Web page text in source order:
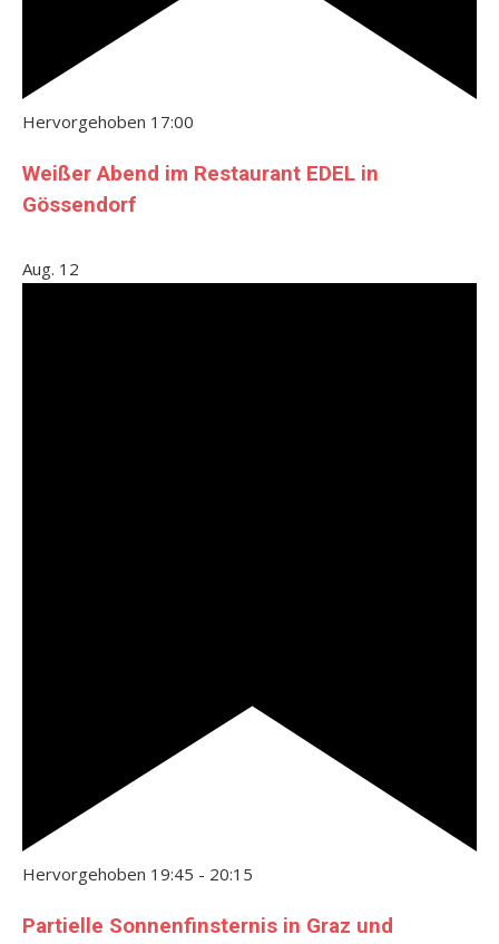
Hervorgehoben 17:00
Weißer Abend im Restaurant EDEL in
Gössendorf
Aug. 12
Hervorgehoben 19:45 - 20:15
Partielle Sonnenfinsternis in Graz und